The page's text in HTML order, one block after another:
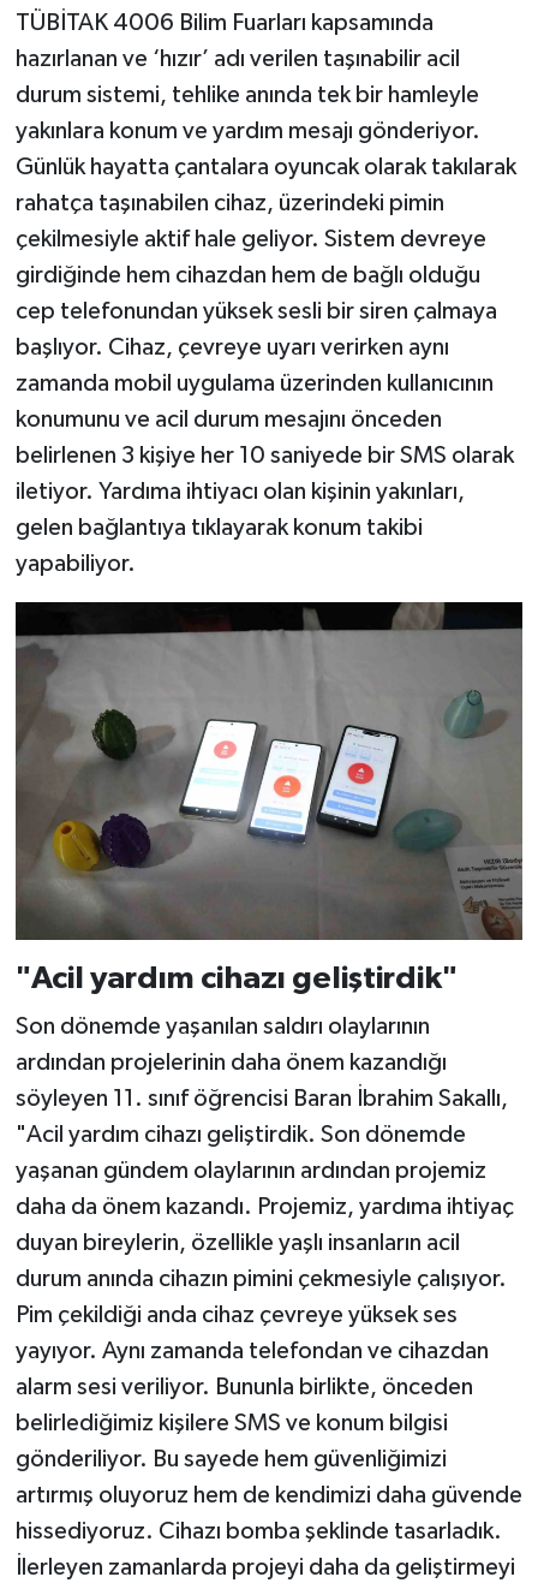
TÜBİTAK 4006 Bilim Fuarları kapsamında
hazırlanan ve ‘hızır’ adı verilen taşınabilir acil
durum sistemi, tehlike anında tek bir hamleyle
yakınlara konum ve yardım mesajı gönderiyor.
Günlük hayatta çantalara oyuncak olarak takılarak
rahatça taşınabilen cihaz, üzerindeki pimin
çekilmesiyle aktif hale geliyor. Sistem devreye
girdiğinde hem cihazdan hem de bağlı olduğu
cep telefonundan yüksek sesli bir siren çalmaya
başlıyor. Cihaz, çevreye uyarı verirken aynı
zamanda mobil uygulama üzerinden kullanıcının
konumunu ve acil durum mesajını önceden
belirlenen 3 kişiye her 10 saniyede bir SMS olarak
iletiyor. Yardıma ihtiyacı olan kişinin yakınları,
gelen bağlantıya tıklayarak konum takibi
yapabiliyor.
"Acil yardım cihazı geliştirdik"
Son dönemde yaşanılan saldırı olaylarının
ardından projelerinin daha önem kazandığı
söyleyen 11. sınıf öğrencisi Baran İbrahim Sakallı,
"Acil yardım cihazı geliştirdik. Son dönemde
yaşanan gündem olaylarının ardından projemiz
daha da önem kazandı. Projemiz, yardıma ihtiyaç
duyan bireylerin, özellikle yaşlı insanların acil
durum anında cihazın pimini çekmesiyle çalışıyor.
Pim çekildiği anda cihaz çevreye yüksek ses
yayıyor. Aynı zamanda telefondan ve cihazdan
alarm sesi veriliyor. Bununla birlikte, önceden
belirlediğimiz kişilere SMS ve konum bilgisi
gönderiliyor. Bu sayede hem güvenliğimizi
artırmış oluyoruz hem de kendimizi daha güvende
hissediyoruz. Cihazı bomba şeklinde tasarladık.
İlerleyen zamanlarda projeyi daha da geliştirmeyi